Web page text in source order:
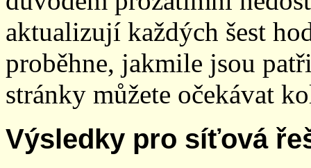
aktualizují každých šest
proběhne, jakmile jsou
stránky můžete očekávat
Výsledky pro síťová